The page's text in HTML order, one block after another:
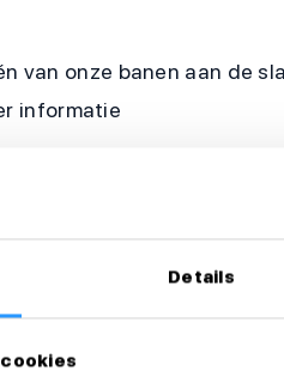
Details
onze banen aan de
informatie